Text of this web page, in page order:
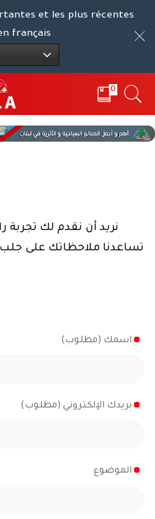
et les plus récentes
français
0
نريد أن نقدم لك تجربة
تساعدنا ملاحظاتك على جلب
اسمك (مطلوب)
بريدك الإلكتروني (مطلوب)
الموضوع